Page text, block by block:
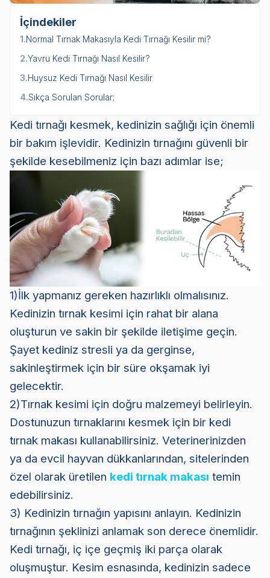
İçindekiler
1.Normal Tırnak Makasıyla Kedi Tırnağı Kesilir mi?
2.Yavru Kedi Tırnağı Nasıl Kesilir?
3.Huysuz Kedi Tırnağı Nasıl Kesilir
4.Sıkça Sorulan Sorular;
Kedi tırnağı kesmek, kedinizin sağlığı için önemli
bir bakım işlevidir. Kedinizin tırnağını güvenli bir
şekilde kesebilmeniz için bazı adımlar ise;
1)İlk yapmanız gereken hazırlıklı olmalısınız.
Kedinizin tırnak kesimi için rahat bir alana
oluşturun ve sakin bir şekilde iletişime geçin.
Şayet kediniz stresli ya da gerginse,
sakinleştirmek için bir süre okşamak iyi
gelecektir.
2)Tırnak kesimi için doğru malzemeyi belirleyin.
Dostunuzun tırnaklarını kesmek için bir kedi
tırnak makası kullanabilirsiniz. Veterinerinizden
ya da evcil hayvan dükkanlarından, sitelerinden
özel olarak üretilen kedi tırnak makası temin
edebilirsiniz.
3) Kedinizin tırnağın yapısını anlayın. Kedinizin
tırnağının şeklinizi anlamak son derece önemlidir.
Kedi tırnağı, iç içe geçmiş iki parça olarak
oluşmuştur. Kesim esnasında, kedinizin sadece